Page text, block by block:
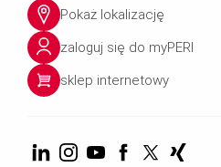
Pokaż lokalizację
zaloguj się do myPERI
sklep internetowy